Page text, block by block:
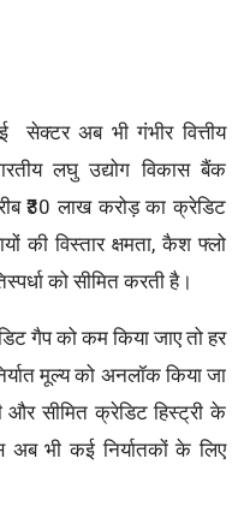
सेक्टर अब भी गंभीर वित्तीय
लघु उद्योग विकास बैंक
₹30 लाख करोड़ का क्रेडिट
की विस्तार क्षमता, कैश फ्लो
को सीमित करती है।
गैप को कम किया जाए तो हर
मूल्य को अनलॉक किया जा
सीमित क्रेडिट हिस्ट्री के
भी कई निर्यातकों के लिए